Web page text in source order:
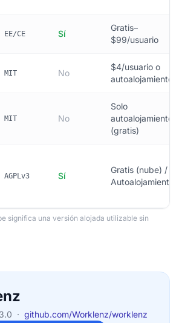
EE/CE Sí
Gratis–
$99/usuario
MIT No
$4/usuario o
autoalojamiento
MIT No
Solo
autoalojamiento
(gratis)
AGPLv3 Sí
Gratis (nube) /
Autoalojamiento
significa una versión alojada utilizable sin
· github.com/Worklenz/worklenz